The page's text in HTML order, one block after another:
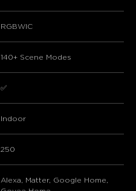
RGBWIC
140+ Scene Modes
✅
Indoor
250
Alexa, Matter, Google Home,